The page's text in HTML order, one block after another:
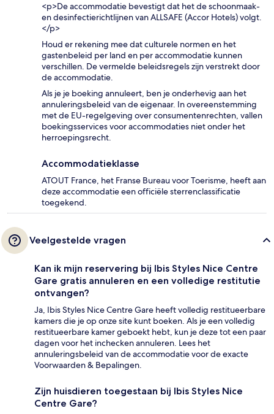
<p>De accommodatie bevestigt dat het de schoonmaak-
en desinfectierichtlijnen van ALLSAFE (Accor Hotels) volgt.
</p>
Houd er rekening mee dat culturele normen en het
gastenbeleid per land en per accommodatie kunnen
verschillen. De vermelde beleidsregels zijn verstrekt door
de accommodatie.
Als je je boeking annuleert, ben je onderhevig aan het
annuleringsbeleid van de eigenaar. In overeenstemming
met de EU-regelgeving over consumentenrechten, vallen
boekingsservices voor accommodaties niet onder het
herroepingsrecht.
Accommodatieklasse
ATOUT France, het Franse Bureau voor Toerisme, heeft aan
deze accommodatie een officiële sterrenclassificatie
toegekend.
Veelgestelde vragen
Kan ik mijn reservering bij Ibis Styles Nice Centre
Gare gratis annuleren en een volledige restitutie
ontvangen?
Ja, Ibis Styles Nice Centre Gare heeft volledig restitueerbare
kamers die je op onze site kunt boeken. Als je een volledig
restitueerbare kamer geboekt hebt, kun je deze tot een paar
dagen voor het inchecken annuleren. Lees het
annuleringsbeleid van de accommodatie voor de exacte
Voorwaarden & Bepalingen.
Zijn huisdieren toegestaan bij Ibis Styles Nice
Centre Gare?